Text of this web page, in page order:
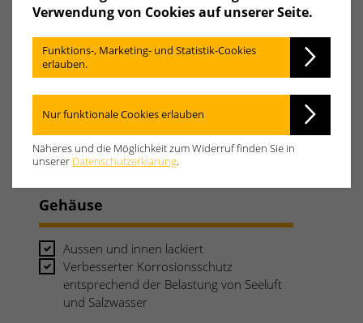
Gehäuse
Aussen und innen lackiert
Verbesserter Korrosionsschutz
entsprechend der Belastung von Seeluft
und Salzwasser
Verwendung von Cookies auf unserer Seite.
Funktions-, Marketing- und Statistik-Cookies
erlauben.
Nur funktionale Cookies erlauben
Näheres und die Möglichkeit zum Widerruf finden Sie in
unserer Datenschutzerklärung.